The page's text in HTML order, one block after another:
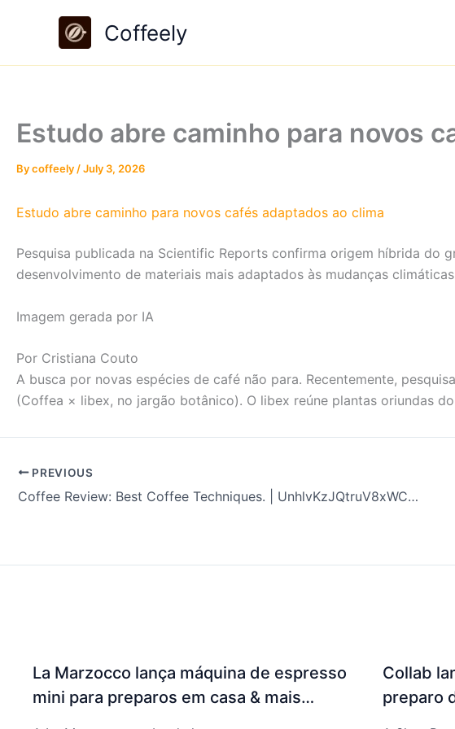
Coffeely
Estudo abre caminho para novos
Bycoffeely /July 3, 2026
Estudo abre caminho para novos cafés adaptados ao clima
Pesquisa publicada na Scientific Reports confirma origem híbrida
desenvolvimento de materiais mais adaptados às mudanças climáticas
Imagem gerada por IA
Por Cristiana Couto
A busca por novas espécies de café não para. Recentemente,
(Coffea × libex, no jargão botânico). O libex reúne plantas oriundas
PREVIOUS
Coffee Review: Best Coffee Techniques. | UnhlvKzJQtruV8xWCH7p
La Marzocco lança máquina de espresso
mini para preparos em casa & mais…
Collab
preparo